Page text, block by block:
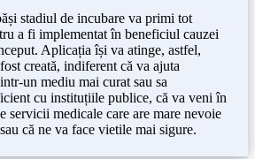
stadiul de incubare va primi tot
a fi implementat în beneficiul cauzei
Aplicația își va atinge, astfel,
creată, indiferent că va ajuta
un mediu mai curat sau sa
cu instituțiile publice, că va veni în
servicii medicale care are mare nevoie
că ne va face vietile mai sigure.